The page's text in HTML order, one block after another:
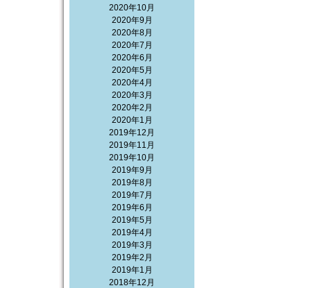
2020年10月
2020年9月
2020年8月
2020年7月
2020年6月
2020年5月
2020年4月
2020年3月
2020年2月
2020年1月
2019年12月
2019年11月
2019年10月
2019年9月
2019年8月
2019年7月
2019年6月
2019年5月
2019年4月
2019年3月
2019年2月
2019年1月
2018年12月